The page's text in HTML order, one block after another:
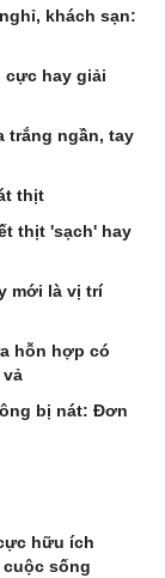
khách sạn:
cực hay giải
trắng ngần, tay
thịt
thịt 'sạch' hay
mới là vị trí
hỗn hợp có
bị nát: Đơn
hữu ích
sống